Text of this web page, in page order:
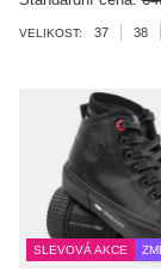
VELIKOST: 37 38
SLEVOVÁ AKCE